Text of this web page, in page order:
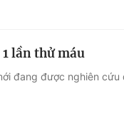
lần thử máu
đang được nghiên